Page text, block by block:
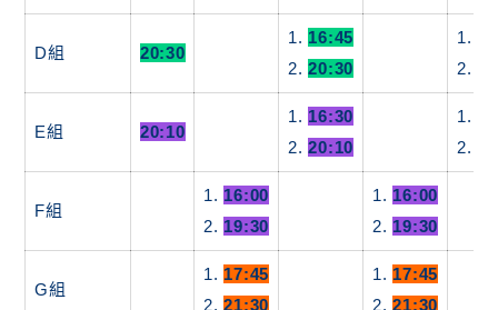
D組 20:30
1. 16:45
2.20:30
1.
2.
E組 20:10
1. 16:30
2.20:10
1.
2.
F組
1. 16:00
2. 19:30
1. 16:00
2. 19:30
G組
1. 17:45
2.21:30
1. 17:45
2.21:30